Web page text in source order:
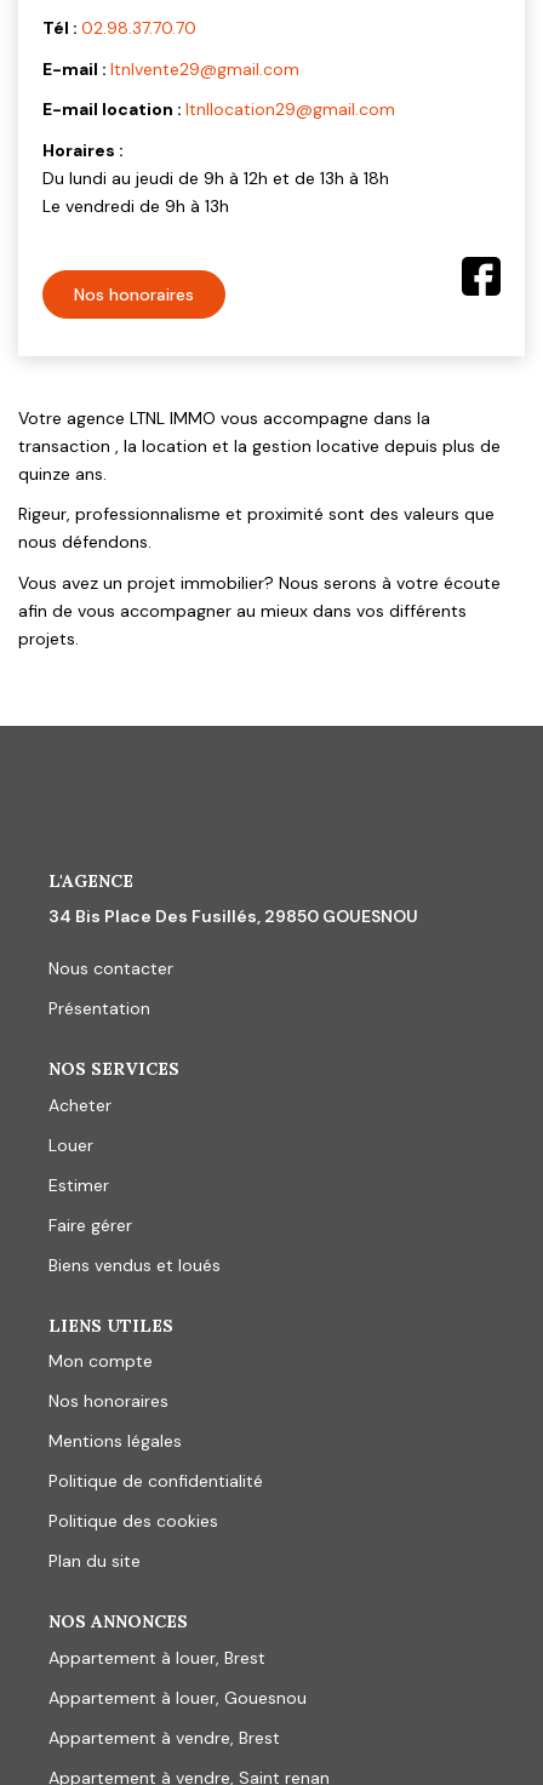
Tél : 02.98.37.70.70
E-mail : ltnlvente29@gmail.com
E-mail location : ltnllocation29@gmail.com
Horaires :
Du lundi au jeudi de 9h à 12h et de 13h à 18h
Le vendredi de 9h à 13h
Nos honoraires
Votre agence LTNL IMMO vous accompagne dans la
transaction , la location et la gestion locative depuis plus de
quinze ans.
Rigeur, professionnalisme et proximité sont des valeurs que
nous défendons.
Vous avez un projet immobilier? Nous serons à votre écoute
afin de vous accompagner au mieux dans vos différents
projets.
L'AGENCE
34 Bis Place Des Fusillés, 29850 GOUESNOU
Nous contacter
Présentation
NOS SERVICES
Acheter
Louer
Estimer
Faire gérer
Biens vendus et loués
LIENS UTILES
Mon compte
Nos honoraires
Mentions légales
Politique de confidentialité
Politique des cookies
Plan du site
NOS ANNONCES
Appartement à louer, Brest
Appartement à louer, Gouesnou
Appartement à vendre, Brest
Appartement à vendre, Saint renan